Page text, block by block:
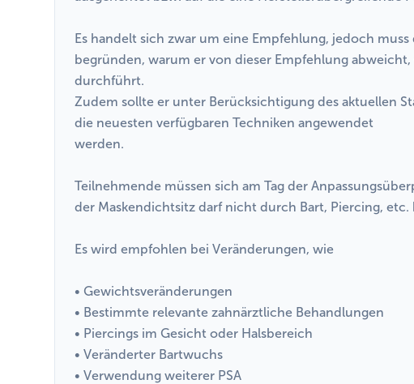
Es handelt sich zwar um eine Empfehlung, jedoch
begründen, warum er von dieser Empfehlung
durchführt.
Zudem sollte er unter Berücksichtigung des aktuellen
die neuesten verfügbaren Techniken angewendet
werden.
Teilnehmende müssen sich am Tag der
der Maskendichtsitz darf nicht durch Bart, Piercing,
Es wird empfohlen bei Veränderungen, wie
• Gewichtsveränderungen
• Bestimmte relevante zahnärztliche Behandlungen
• Piercings im Gesicht oder Halsbereich
• Veränderter Bartwuchs
• Verwendung weiterer PSA